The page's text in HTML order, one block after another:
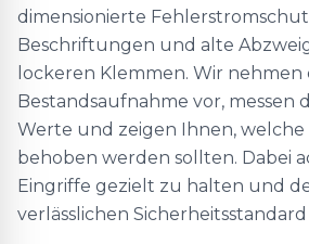
dimensionierte
Beschriftungen und alte
lockeren Klemmen. Wir
Bestandsaufnahme vor, messen
Werte und zeigen Ihnen,
behoben werden sollten. Dabei
Eingriffe gezielt zu halten und
verlässlichen